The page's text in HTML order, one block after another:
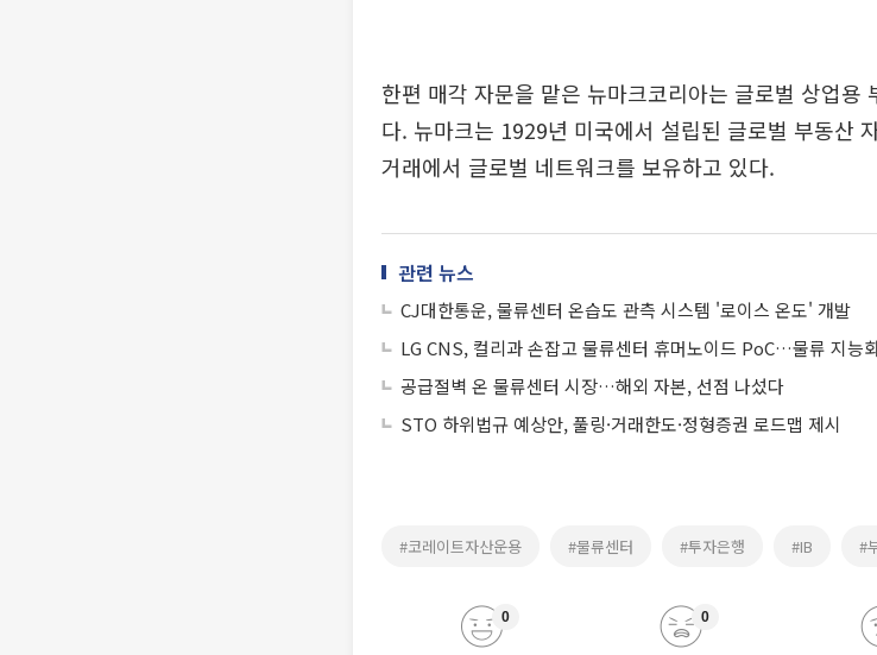
한편 매각 자문을 맡은 뉴마크코리아는 글로벌 상업용
다. 뉴마크는 1929년 미국에서 설립된 글로벌 부동산
거래에서 글로벌 네트워크를 보유하고 있다.
관련 뉴스
CJ대한통운, 물류센터 온습도 관측 시스템 '로이스 온도' 개발
LG CNS, 컬리과 손잡고 물류센터 휴머노이드 PoC…물류 지능
공급절벽 온 물류센터 시장…해외 자본, 선점 나섰다
STO 하위법규 예상안, 풀링·거래한도·정형증권 로드맵 제시
#코레이트자산운용 #물류센터 #투자은행 #IB #
0 0